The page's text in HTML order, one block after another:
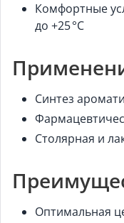
Комфортные
до +25 °C
Синтез
Столярная и
Оптимальная